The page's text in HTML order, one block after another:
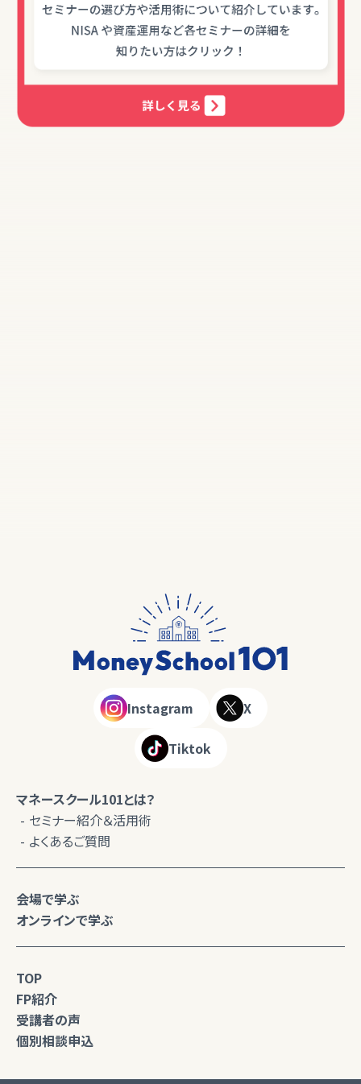
Instagram X
Tiktok
マネースクール101とは？
セミナー紹介＆活用術
よくあるご質問
会場で学ぶ
オンラインで学ぶ
TOP
FP紹介
受講者の声
個別相談申込